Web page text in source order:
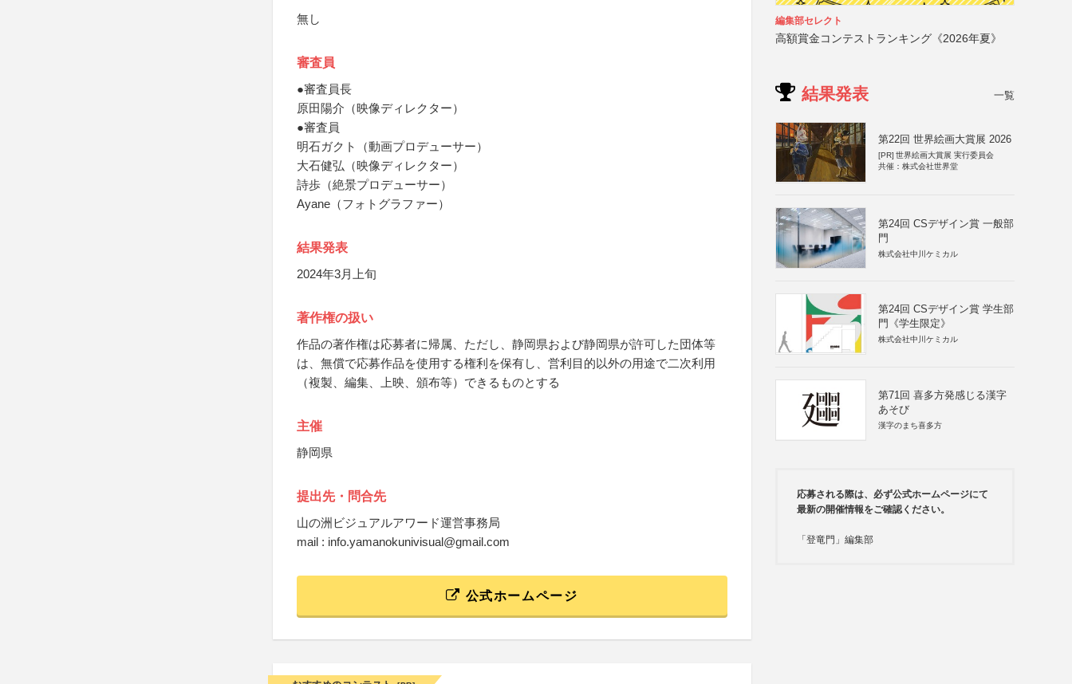
無し
審査員
●審査員長
原田陽介（映像ディレクター）
●審査員
明石ガクト（動画プロデューサー）
大石健弘（映像ディレクター）
詩歩（絶景プロデューサー）
Ayane（フォトグラファー）
結果発表
2024年3月上旬
著作権の扱い
作品の著作権は応募者に帰属、ただし、静岡県および静岡県が許可した団体等
は、無償で応募作品を使用する権利を保有し、営利目的以外の用途で二次利用
（複製、編集、上映、頒布等）できるものとする
主催
静岡県
提出先・問合先
山の洲ビジュアルアワード運営事務局
mail : info.yamanokunivisual@gmail.com
公式ホームページ
編集部セレクト
高額賞金コンテストランキング《2026年夏》
結果発表 一覧
第22回 世界絵画大賞展 2026
[PR] 世界絵画大賞展 実行委員会
共催：株式会社世界堂
第24回 CSデザイン賞 一般部
門
株式会社中川ケミカル
第24回 CSデザイン賞 学生部
門《学生限定》
株式会社中川ケミカル
第71回 喜多方発感じる漢字
あそび
漢字のまち喜多方
応募される際は、必ず公式ホームページにて
最新の開催情報をご確認ください。
「登竜門」編集部